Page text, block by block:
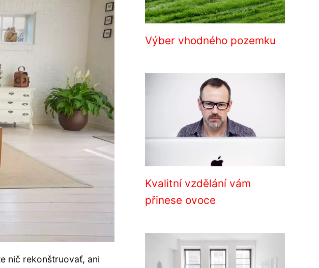
nič rekonštruovať, ani
Výber vhodného pozemku
Kvalitní vzdělání vám
přinese ovoce